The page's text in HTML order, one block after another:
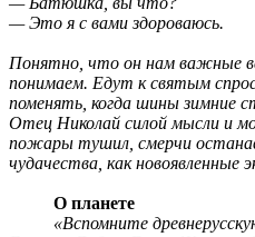
— Это я с вами здороваюсь.
Понятно, что он нам важные
понимаем. Едут к святым
поменять, когда шины зимние
Отец Николай силой мысли и
пожары тушил, смерчи
чудачества, как новоявленные
О планете
«Вспомните